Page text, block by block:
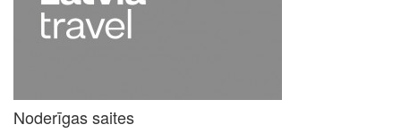
Noderīgas saites